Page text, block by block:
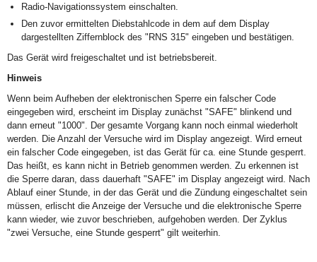
Radio-Navigationssystem einschalten.
Den zuvor ermittelten Diebstahlcode in dem auf dem Display
dargestellten Ziffernblock des "RNS 315" eingeben und bestätigen.
Das Gerät wird freigeschaltet und ist betriebsbereit.
Hinweis
Wenn beim Aufheben der elektronischen Sperre ein falscher Code
eingegeben wird, erscheint im Display zunächst "SAFE" blinkend und
dann erneut "1000". Der gesamte Vorgang kann noch einmal wiederholt
werden. Die Anzahl der Versuche wird im Display angezeigt. Wird erneut
ein falscher Code eingegeben, ist das Gerät für ca. eine Stunde gesperrt.
Das heißt, es kann nicht in Betrieb genommen werden. Zu erkennen ist
die Sperre daran, dass dauerhaft "SAFE" im Display angezeigt wird. Nach
Ablauf einer Stunde, in der das Gerät und die Zündung eingeschaltet sein
müssen, erlischt die Anzeige der Versuche und die elektronische Sperre
kann wieder, wie zuvor beschrieben, aufgehoben werden. Der Zyklus
"zwei Versuche, eine Stunde gesperrt" gilt weiterhin.